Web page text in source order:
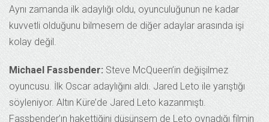
Aynı zamanda ilk adaylığı oldu, oyunculuğunun ne kadar
kuvvetli olduğunu bilmesem de diğer adaylar arasında işi
kolay değil.
Michael Fassbender: Steve McQueen’in değişilmez
oyuncusu. İlk Oscar adaylığını aldı. Jared Leto ile yarıştığı
söyleniyor. Altın Küre’de Jared Leto kazanmıştı.
Fassbender’ın hakettiğini düşünsem de Leto oynadığı filmin